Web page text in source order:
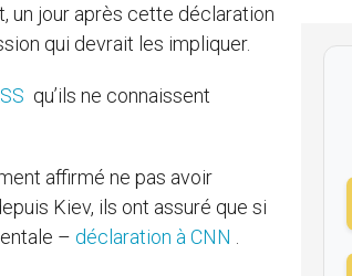
un jour après cette déclaration
qui devrait les impliquer.
qu’ils ne connaissent
affirmé ne pas avoir
Kiev, ils ont assuré que si
– déclaration à CNN